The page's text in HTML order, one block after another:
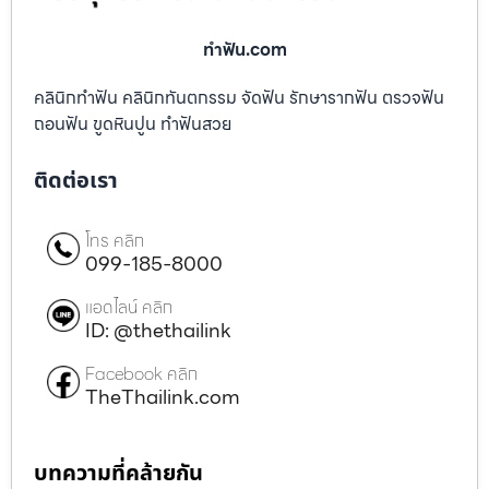
ทําฟัน.com
คลินิกทำฟัน คลินิกทันตกรรม จัดฟัน รักษารากฟัน ตรวจฟัน
ถอนฟัน ขูดหินปูน ทำฟันสวย
ติดต่อเรา
โทร คลิก
099-185-8000
แอดไลน์ คลิก
ID: @thethailink
Facebook คลิก
TheThailink.com
บทความที่คล้ายกัน